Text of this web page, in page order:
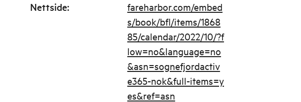
Nettside:
fareharbor.com/embed
s/book/bfl/items/1868
85/calendar/2022/10/?f
low=no&language=no
&asn=sognefjordactiv
e365-nok&full-items=y
es&ref=asn